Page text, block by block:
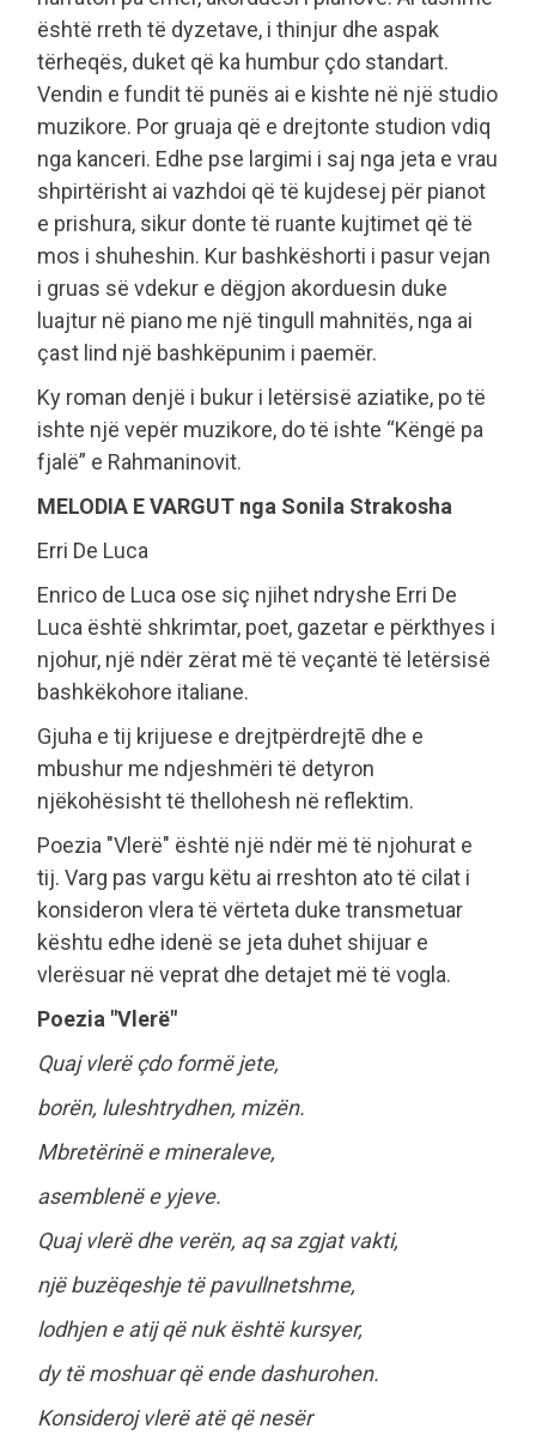
është rreth të dyzetave, i thinjur dhe aspak
tërheqës, duket që ka humbur çdo standart.
Vendin e fundit të punës ai e kishte në një studio
muzikore. Por gruaja që e drejtonte studion vdiq
nga kanceri. Edhe pse largimi i saj nga jeta e vrau
shpirtërisht ai vazhdoi që të kujdesej për pianot
e prishura, sikur donte të ruante kujtimet që të
mos i shuheshin. Kur bashkëshorti i pasur vejan
i gruas së vdekur e dëgjon akorduesin duke
luajtur në piano me një tingull mahnitës, nga ai
çast lind një bashkëpunim i paemër.
Ky roman denjë i bukur i letërsisë aziatike, po të
ishte një vepër muzikore, do të ishte “Këngë pa
fjalë” e Rahmaninovit.
MELODIA E VARGUT nga Sonila Strakosha
Erri De Luca
Enrico de Luca ose siç njihet ndryshe Erri De
Luca është shkrimtar, poet, gazetar e përkthyes i
njohur, një ndër zërat më të veçantë të letërsisë
bashkëkohore italiane.
Gjuha e tij krijuese e drejtpërdrejtē dhe e
mbushur me ndjeshmëri të detyron
njëkohësisht të thellohesh në reflektim.
Poezia "Vlerë" është një ndër më të njohurat e
tij. Varg pas vargu këtu ai rreshton ato të cilat i
konsideron vlera të vërteta duke transmetuar
kështu edhe idenë se jeta duhet shijuar e
vlerësuar në veprat dhe detajet më të vogla.
Poezia "Vlerë"
Quaj vlerë çdo formë jete,
borën, luleshtrydhen, mizën.
Mbretërinë e mineraleve,
asemblenë e yjeve.
Quaj vlerë dhe verën, aq sa zgjat vakti,
një buzëqeshje të pavullnetshme,
lodhjen e atij që nuk është kursyer,
dy të moshuar që ende dashurohen.
Konsideroj vlerë atë që nesër